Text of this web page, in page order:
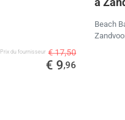
Prix ​​du fournisseur € 17,50
€ 9,96
Beach